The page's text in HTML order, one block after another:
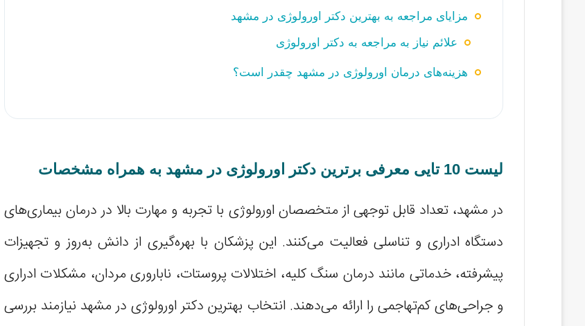
مزایای مراجعه به بهترین دکتر اورولوژی در مشهد
علائم نیاز به مراجعه به دکتر اورولوژی
هزینه‌های درمان اورولوژی در مشهد چقدر است؟
لیست 10 تایی معرفی برترین دکتر اورولوژی در مشهد به همراه مشخصات
در مشهد، تعداد قابل توجهی از متخصصان اورولوژی با تجربه و مهارت بالا در درمان بیماری‌های
دستگاه ادراری و تناسلی فعالیت می‌کنند. این پزشکان با بهره‌گیری از دانش به‌روز و تجهیزات
پیشرفته، خدماتی مانند درمان سنگ کلیه، اختلالات پروستات، ناباروری مردان، مشکلات ادراری
و جراحی‌های کم‌تهاجمی را ارائه می‌دهند. انتخاب بهترین دکتر اورولوژی در مشهد نیازمند بررسی